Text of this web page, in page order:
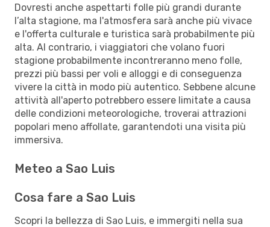
Dovresti anche aspettarti folle più grandi durante
l’alta stagione, ma l'atmosfera sarà anche più vivace
e l'offerta culturale e turistica sarà probabilmente più
alta. Al contrario, i viaggiatori che volano fuori
stagione probabilmente incontreranno meno folle,
prezzi più bassi per voli e alloggi e di conseguenza
vivere la città in modo più autentico. Sebbene alcune
attività all'aperto potrebbero essere limitate a causa
delle condizioni meteorologiche, troverai attrazioni
popolari meno affollate, garantendoti una visita più
immersiva.
Meteo a Sao Luis
Cosa fare a Sao Luis
Scopri la bellezza di Sao Luis, e immergiti nella sua